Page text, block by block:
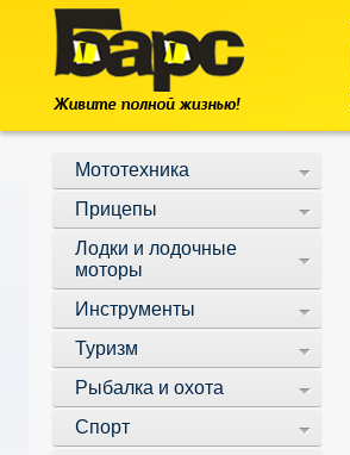
Мототехника
Прицепы
Лодки и лодочные
моторы
Инструменты
Туризм
Рыбалка и охота
Спорт